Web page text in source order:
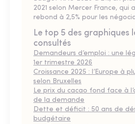
2021 selon Mercer France, qui
rebond à 2,5% pour les
Le top 5 des graphiques
consultés
Demandeurs d’emploi : une
1er trimestre 2026
Croissance 2025 : l’Europe à
selon Bruxelles
Le prix du cacao fond face à
de la demande
Dette et déficit : 50 ans de
budgétaire